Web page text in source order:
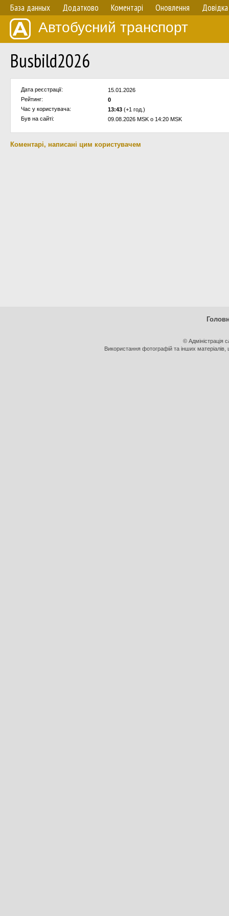
База данных Додатково Коментарі Оновлення Довідка
Автобусний транспорт
Busbild2026
Дата реєстрації:
15.01.2026
Рейтинг:
0
Час у користувача:
13:43 (+1 год.)
Був на сайті:
09.08.2026 MSK о 14:20 MSK
Коментарі, написані цим користувачем
© Адміністрація
Використання фотографій та інших матеріалів,